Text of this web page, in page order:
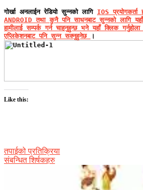
गोर्खा अनलाईन रेडियो सुन्नको लागि IOS प्रयोगकर्ता
ANDROID तथा कुनै पनि साधनबाट सुन्नको लागि
हामीलाई सम्पर्क गर्न चाहनुहुन्छ भनेयहाँ क्लिक
एप्लिकेशनबाट पनि सुन्न सक्नुहुनेछ
।
Like this:
तपाईको प्रतिक्रिया
संबन्धित शिर्षकहरु